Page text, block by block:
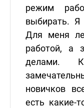
режим
выбирать. Я
Для меня
работой, а
делами.
новичков
есть какие-